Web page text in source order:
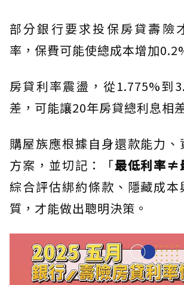
部分銀行要求投保房貸壽險
率，保費可能使總成本增加
房貸利率震盪，從1.775%到
差，可能讓20年房貸總利息相
購屋族應根據自身還款能力、
方案，並切記：「最低利率≠
綜合評估綁約條款、隱藏成本
質，才能做出聰明決策。